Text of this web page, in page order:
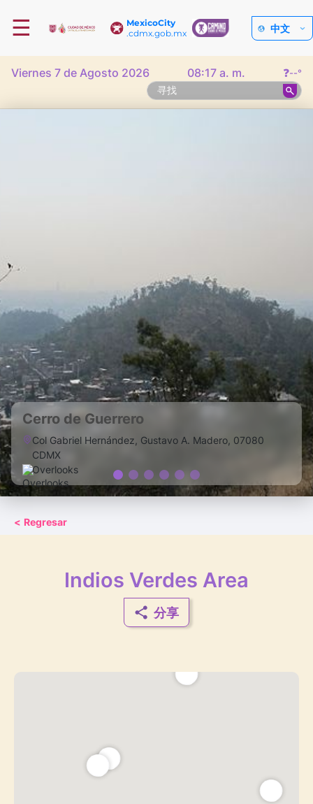
MexicoCity
.cdmx.gob.mx
☰ 中文
Viernes 7 de Agosto 2026 08:17 a. m. ❓--°
Cerro de Guerrero
Col Gabriel Hernández, Gustavo A. Madero, 07080
CDMX
Overlooks
< Regresar
Indios Verdes Area
分享